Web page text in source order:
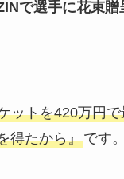
で選手に花束贈
ットを420万円
得たから』です。